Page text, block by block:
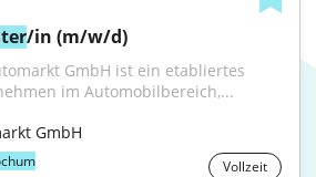
/in (m/w/d)
GmbH ist ein etabliertes
im Automobilbereich,...
GmbH
Vollzeit